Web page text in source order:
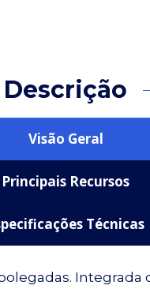
Descrição
Visão Geral
Principais Recursos
Técnicas